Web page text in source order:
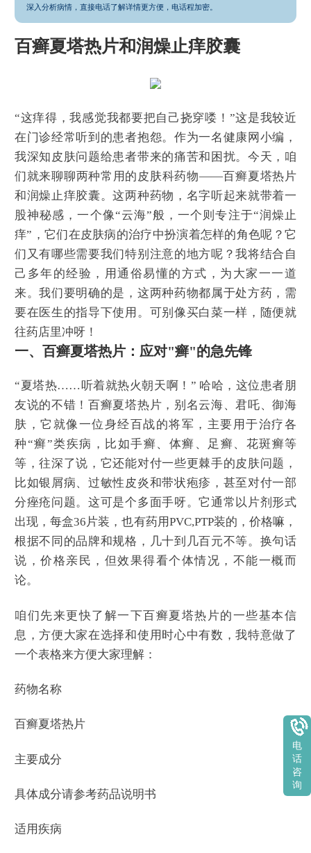
深入分析病情，直接电话了解详情更方便，电话程加密。
百癣夏塔热片和润燥止痒胶囊
“这痒得，我感觉我都要把自己挠穿喽！”这是我较近
在门诊经常听到的患者抱怨。作为一名健康网小编，
我深知皮肤问题给患者带来的痛苦和困扰。今天，咱
们就来聊聊两种常用的皮肤科药物——百癣夏塔热片
和润燥止痒胶囊。这两种药物，名字听起来就带着一
股神秘感，一个像“云海”般，一个则专注于“润燥止
痒”，它们在皮肤病的治疗中扮演着怎样的角色呢？它
们又有哪些需要我们特别注意的地方呢？我将结合自
己多年的经验，用通俗易懂的方式，为大家一一道
来。我们要明确的是，这两种药物都属于处方药，需
要在医生的指导下使用。可别像买白菜一样，随便就
往药店里冲呀！
一、百癣夏塔热片：应对"癣"的急先锋
“夏塔热……听着就热火朝天啊！” 哈哈，这位患者朋
友说的不错！百癣夏塔热片，别名云海、君吒、御海
肤，它就像一位身经百战的将军，主要用于治疗各
种“癣”类疾病，比如手癣、体癣、足癣、花斑癣等
等，往深了说，它还能对付一些更棘手的皮肤问题，
比如银屑病、过敏性皮炎和带状疱疹，甚至对付一部
分痤疮问题。这可是个多面手呀。它通常以片剂形式
出现，每盒36片装，也有药用PVC,PTP装的，价格嘛，
根据不同的品牌和规格，几十到几百元不等。换句话
说，价格亲民，但效果得看个体情况，不能一概而
论。
咱们先来更快了解一下百癣夏塔热片的一些基本信
息，方便大家在选择和使用时心中有数，我特意做了
一个表格来方便大家理解：
药物名称
百癣夏塔热片
主要成分
具体成分请参考药品说明书
适用疾病
电
话
咨
询